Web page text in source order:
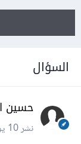
السؤال
حسين
نشر10 يونيو 2015